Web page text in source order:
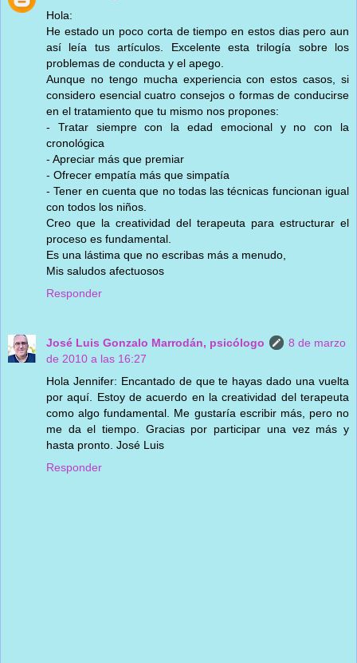
Hola:
He estado un poco corta de tiempo en estos dias pero aun
así leía tus artículos. Excelente esta trilogía sobre los
problemas de conducta y el apego.
Aunque no tengo mucha experiencia con estos casos, si
considero esencial cuatro consejos o formas de conducirse
en el tratamiento que tu mismo nos propones:
- Tratar siempre con la edad emocional y no con la
cronológica
- Apreciar más que premiar
- Ofrecer empatía más que simpatía
- Tener en cuenta que no todas las técnicas funcionan igual
con todos los niños.
Creo que la creatividad del terapeuta para estructurar el
proceso es fundamental.
Es una lástima que no escribas más a menudo,
Mis saludos afectuosos
Responder
José Luis Gonzalo Marrodán, psicólogo
8 de marzo
de 2010 a las 16:27
Hola Jennifer: Encantado de que te hayas dado una vuelta
por aquí. Estoy de acuerdo en la creatividad del terapeuta
como algo fundamental. Me gustaría escribir más, pero no
me da el tiempo. Gracias por participar una vez más y
hasta pronto. José Luis
Responder